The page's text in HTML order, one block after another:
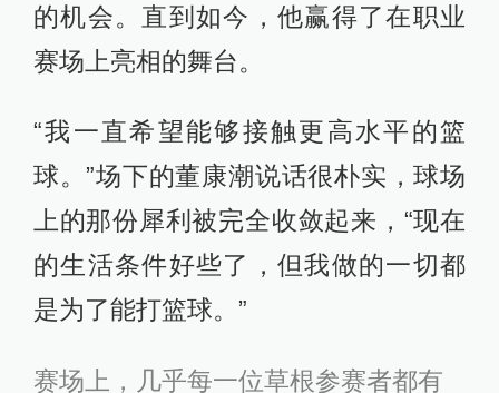
的机会。直到如今，他赢得了在职业
赛场上亮相的舞台。
“我一直希望能够接触更高水平的篮
球。”场下的董康潮说话很朴实，球场
上的那份犀利被完全收敛起来，“现在
的生活条件好些了，但我做的一切都
是为了能打篮球。”
赛场上，几乎每一位草根参赛者都有